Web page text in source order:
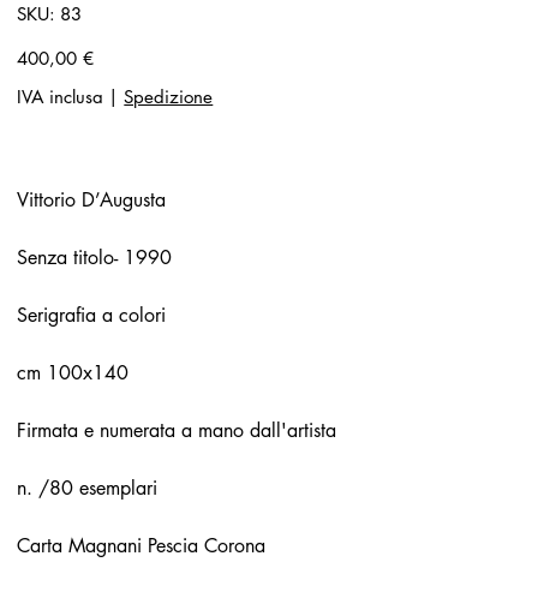
SKU:
SKU
83
83
Prezzo
400,00 €
IVA inclusa
Spedizione
Vittorio D’Augusta
Senza titolo- 1990
Serigrafia a colori
cm 100x140
Firmata e numerata a mano dall'artista
n. /80 esemplari
Carta Magnani Pescia Corona